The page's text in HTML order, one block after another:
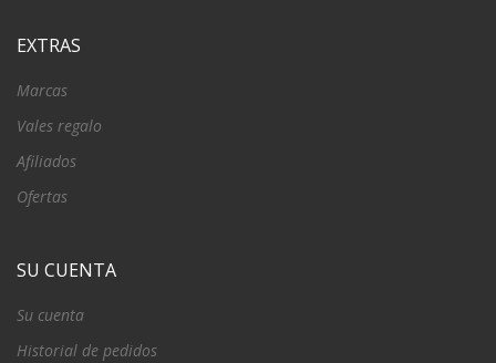
EXTRAS
Marcas
Vales regalo
Afiliados
Ofertas
SU CUENTA
Su cuenta
Historial de pedidos